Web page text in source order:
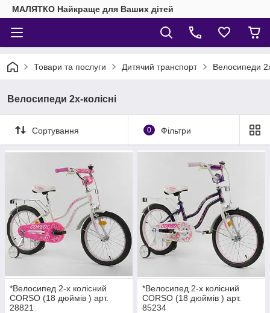
МАЛЯТКО Найкраще для Ваших дітей
Товари та послуги Дитячий транспорт Велосипеди
Велосипеди 2х-колісні
Сортування 0 Фільтри
*Велосипед 2-х колісний
CORSO (18 дюймів ) арт.
28821
*Велосипед 2-х колісний
CORSO (18 дюймів ) арт.
85234